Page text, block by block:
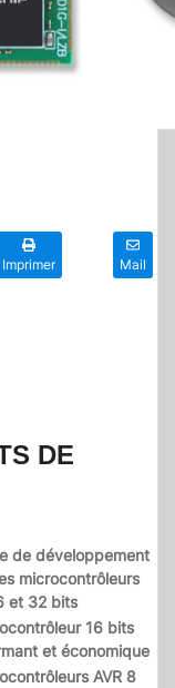
Imprimer Mail
DE
de développement
microcontrôleurs
et 32 bits
16 bits
et économique
AVR 8